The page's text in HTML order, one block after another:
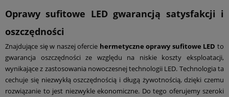
Oprawy sufitowe LED gwarancją satysfakcji i
oszczędności
Znajdujące się w naszej ofercie hermetyczne oprawy sufitowe LED to
gwarancja oszczędności ze względu na niskie koszty eksploatacji,
wynikające z zastosowania nowoczesnej technologii LED. Technologia ta
cechuje się niezwykłą oszczędnością i długą żywotnością, dzięki czemu
rozwiązanie to jest niezwykle ekonomiczne. Do tego oferujemy szeroki